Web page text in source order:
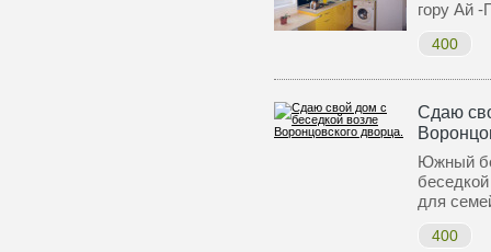
гору Ай
400
Сдаю
Южный
для
400